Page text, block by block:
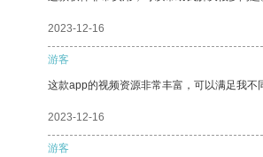
2023-12-16
游客
这款app的视频资源非常丰富，可以满足我不
2023-12-16
游客